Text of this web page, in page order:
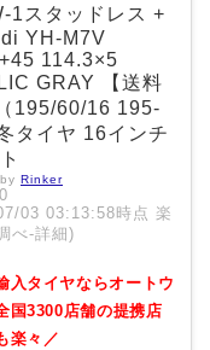
1スタッドレス +
YH-M7V
114.3×5
GRAY 【送料
195/60/16 195-
タイヤ 16インチ
Rinker
03 03:13:58時点 楽
べ-詳細)
入タイヤならオートウ
国3300店舗の提携店
楽々／